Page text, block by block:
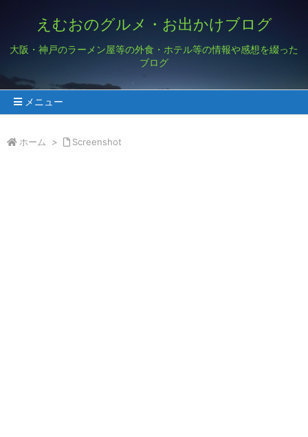
えむおのグルメ・お出かけブログ
大阪・神戸のラーメン屋等の外食・ホテル等の情報や感想を綴った
ブログ
メニュー
ホーム > Screenshot